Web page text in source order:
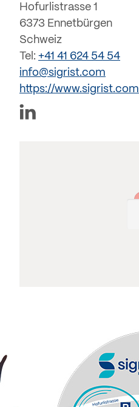
Hofurlistrasse 1
6373 Ennetbürgen
Schweiz
Tel: +41 41 624 54 54
info@sigrist.com
https://www.sigrist.com